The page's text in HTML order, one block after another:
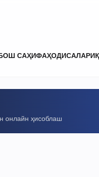
САҲИФАҲОДИСАЛАР
онлайн ҳисоблаш